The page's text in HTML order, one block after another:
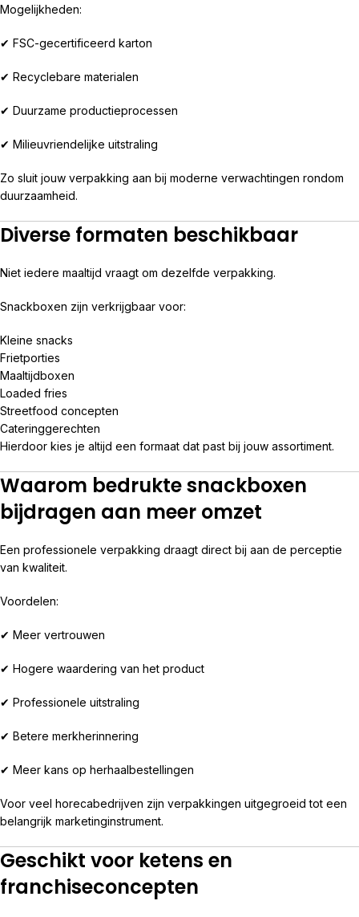
Mogelijkheden:
✔ FSC-gecertificeerd karton
✔ Recyclebare materialen
✔ Duurzame productieprocessen
✔ Milieuvriendelijke uitstraling
Zo sluit jouw verpakking aan bij moderne verwachtingen rondom
duurzaamheid.
Diverse formaten beschikbaar
Niet iedere maaltijd vraagt om dezelfde verpakking.
Snackboxen zijn verkrijgbaar voor:
Kleine snacks
Frietporties
Maaltijdboxen
Loaded fries
Streetfood concepten
Cateringgerechten
Hierdoor kies je altijd een formaat dat past bij jouw assortiment.
Waarom bedrukte snackboxen
bijdragen aan meer omzet
Een professionele verpakking draagt direct bij aan de perceptie
van kwaliteit.
Voordelen:
✔ Meer vertrouwen
✔ Hogere waardering van het product
✔ Professionele uitstraling
✔ Betere merkherinnering
✔ Meer kans op herhaalbestellingen
Voor veel horecabedrijven zijn verpakkingen uitgegroeid tot een
belangrijk marketinginstrument.
Geschikt voor ketens en
franchiseconcepten